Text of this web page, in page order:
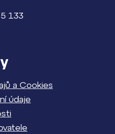
133
a Cookies
údaje